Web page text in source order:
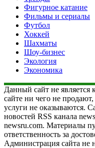
Фигурное катание
Фильмы и сериалы
Футбол
Хоккей
Шахматы
Шоу-бизнес
Экология
Экономика
Данный сайт не
сайте ни чего не
услуги не оказываются.
новостей RSS канала
newsru.com. Материалы
ответственность за
Администрация сайта не